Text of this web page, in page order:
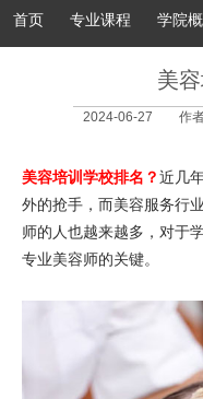
首页 专业课程 学院
美
2024-06-27 作
美容培训学校排名？近几
外的抢手，而美容服务行
师的人也越来越多，对于
专业美容师的关键。